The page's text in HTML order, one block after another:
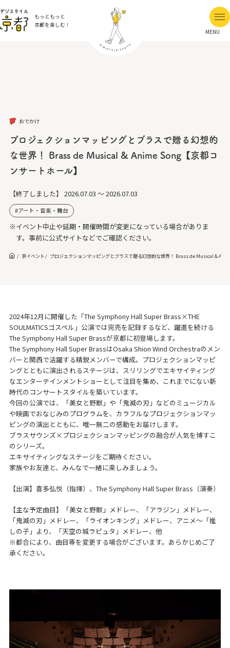
もっともっと
京都を楽しむ！
MENU
おでかけ
プロジェクションマッピングとブラスで贈る幻想的
な世界！ Brass de Musical & Anime Song【京都コ
ンサートホール】
【終了しました】 2026.07.03 ～ 2026.07.03
アート・音楽・舞台
※イベント中止や延期・開催時間が変更になっている場合がありま
す。事前に公式サイトなどでご確認ください。
京イベント プロジェクションマッピングとブラスで贈る幻想的な世界！ Brass de Musical &
2024年12月に開催した「The Symphony Hall Super Brass×THE
SOULMATICSゴスペル」公演では完売を記録するなど、躍進を続ける
The Symphony Hall Super Brassが京都に初登場します。
The Symphony Hall Super BrassはOsaka Shion Wind Orchestraのメン
バーと関西で活躍する精鋭メンバーで構成。プロジェクションマッピ
ングとともに演出されるステージは、スリリングでエキサイティング
なエンターテインメントショーとして注目を集め、これまでにない新
時代のコンサートスタイルを築いています。
今回の公演では、「美女と野獣」や「鬼滅の刃」などのミュージカル
や映画でおなじみのプログラムを、カラフルなプロジェクションマッ
ピングの演出とともに、唯一無二の感動をお届けします。
ブラスサウンズ×プロジェクションマッピングの融合が人気を博すこ
のシリーズ。
エキサイティングなステージをご期待ください。
家族やお友達と、みんなで一緒に楽しみましょう。
【出演】喜多弘悦（指揮）、The Symphony Hall Super Brass（演奏）
【主な予定曲目】「美女と野獣」メドレー、「アラジン」メドレー、
「鬼滅の刃」メドレー、「ライオンキング」メドレー、アニメ～「推
しの子」より、「天空の城ラピュタ」メドレー、他
※都合により、曲目等を変更する場合がございます。あらかじめご了
承ください。